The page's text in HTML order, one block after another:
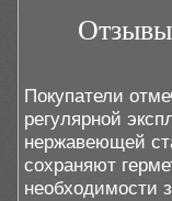
Покупатели
регулярной
нержавеющей
сохраняют
необходимости